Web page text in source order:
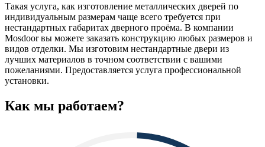
Такая услуга, как изготовление металлических дверей по
индивидуальным размерам чаще всего требуется при
нестандартных габаритах дверного проёма. В компании
Mosdoor вы можете заказать конструкцию любых размеров и
видов отделки. Мы изготовим нестандартные двери из
лучших материалов в точном соответствии с вашими
пожеланиями. Предоставляется услуга профессиональной
установки.
Как мы работаем?